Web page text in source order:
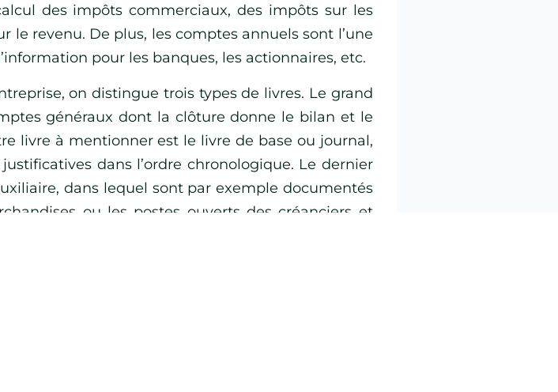
des impôts commerciaux, des impôts sur les
le revenu. De plus, les comptes annuels sont l’une
pour les banques, les actionnaires, etc.
on distingue trois types de livres. Le grand
généraux dont la clôture donne le bilan et le
livre à mentionner est le livre de base ou journal,
dans l’ordre chronologique. Le dernier
dans lequel sont par exemple documentés
ou les postes ouverts des créanciers et